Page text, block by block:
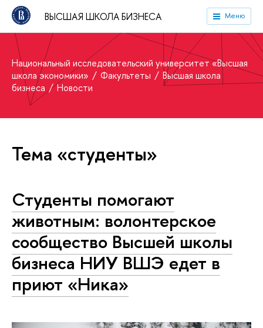
ВЫСШАЯ ШКОЛА БИЗНЕСА Меню
Национальный исследовательский университет «Высшая
школа экономики»
Факультеты
Высшая школа
бизнеса
Новости
Тема «студенты»
Студенты помогают
животным: волонтерское
сообщество Высшей школы
бизнеса НИУ ВШЭ едет в
приют «Ника»